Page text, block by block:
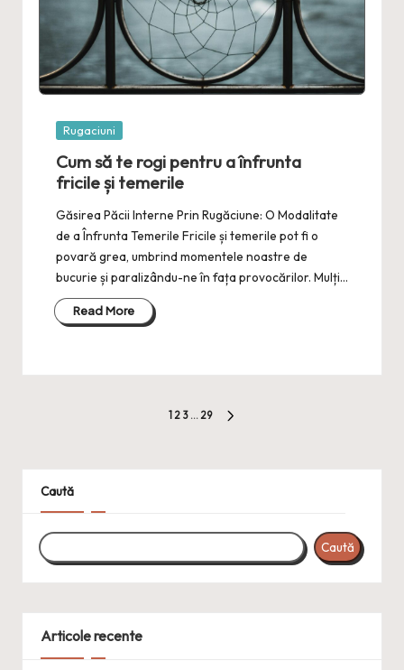
Posted
Rugaciuni
Cum să te rogi pentru a înfrunta
fricile și temerile
Găsirea Păcii Interne Prin Rugăciune: O Modalitate
de a Înfrunta Temerile Fricile și temerile pot fi o
povară grea, umbrind momentele noastre de
bucurie și paralizându-ne în fața provocărilor. Mulți…
Read More
1 2 3 … 29
Caută
Caută
Articole recente